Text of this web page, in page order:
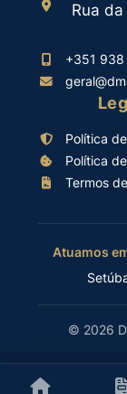
Rua
+351
Política
Política
Termos
Atuamos
© 2026